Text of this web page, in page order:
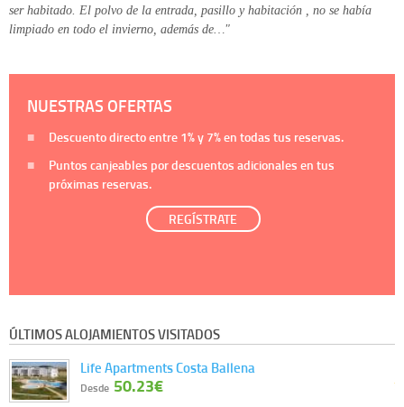
ser habitado. El polvo de la entrada, pasillo y habitación , no se había
limpiado en todo el invierno, además de…"
NUESTRAS OFERTAS
Descuento directo entre 1%y 7%en todas tus reservas.
Puntos canjeables por descuentos adicionales en tus
próximas reservas.
REGÍSTRATE
ÚLTIMOS ALOJAMIENTOS VISITADOS
Life Apartments Costa Ballena
Desde 50.23€